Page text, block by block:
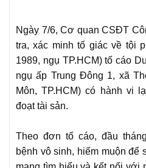
Ngày 7/6, Cơ quan CSĐT
tra, xác minh tố giác về tội
1989, ngụ TP.HCM) tố cáo
ngụ ấp Trung Đông 1, xã
Môn, TP.HCM) có hành vi
đoạt tài sản.
Theo đơn tố cáo, đầu
bệnh vô sinh, hiếm muộn để